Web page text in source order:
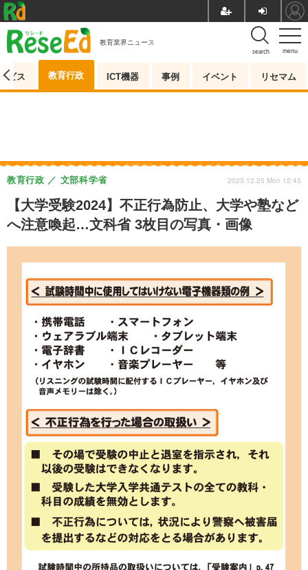
menu
search
教育業界ニュース
ビス 教育行政 ICT機器 事例 イベント リセマム
【大学受験2024】不正行為防止、大学や塾など
へ注意喚起…文科省 3枚目の写真・画像
教育行政 文部科学省 2023.12.25 Mon 12:45